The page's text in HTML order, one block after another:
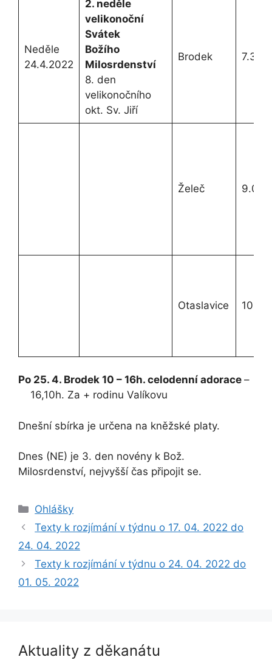
Neděle
24.4.2022
2. neděle
velikonoční
Svátek
Božího
Milosrdenství
8. den
velikonočního
okt. Sv. Jiří
Brodek 7.30h
Želeč 9.00h
Otaslavice
Po 25. 4. Brodek 10 – 16h. celodenní adorace –
16,10h. Za + rodinu Valíkovu
Dnešní sbírka je určena na kněžské platy.
Dnes (NE) je 3. den novény k Bož.
Milosrdenství, nejvyšší čas připojit se.
Rubriky
Ohlášky
Texty k rozjímání v týdnu o 17. 04. 2022 do
24. 04. 2022
Texty k rozjímání v týdnu o 24. 04. 2022 do
01. 05. 2022
Aktuality z děkanátu